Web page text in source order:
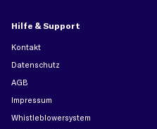
Hilfe & Support
Kontakt
Datenschutz
AGB
Impressum
Whistleblowersystem